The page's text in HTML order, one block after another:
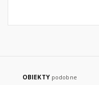
OBIEKTY podobne